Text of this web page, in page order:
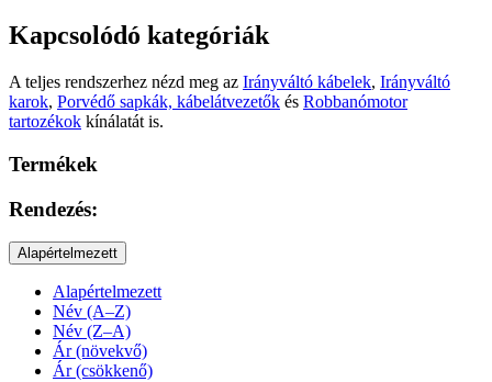
Kapcsolódó kategóriák
A teljes rendszerhez nézd meg az Irányváltó kábelek, Irányváltó
karok, Porvédő sapkák, kábelátvezetők és Robbanómotor
tartozékok kínálatát is.
Termékek
Rendezés:
Alapértelmezett
Alapértelmezett
Név (A–Z)
Név (Z–A)
Ár (növekvő)
Ár (csökkenő)